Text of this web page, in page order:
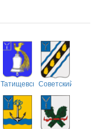
ТатищевскийСоветский